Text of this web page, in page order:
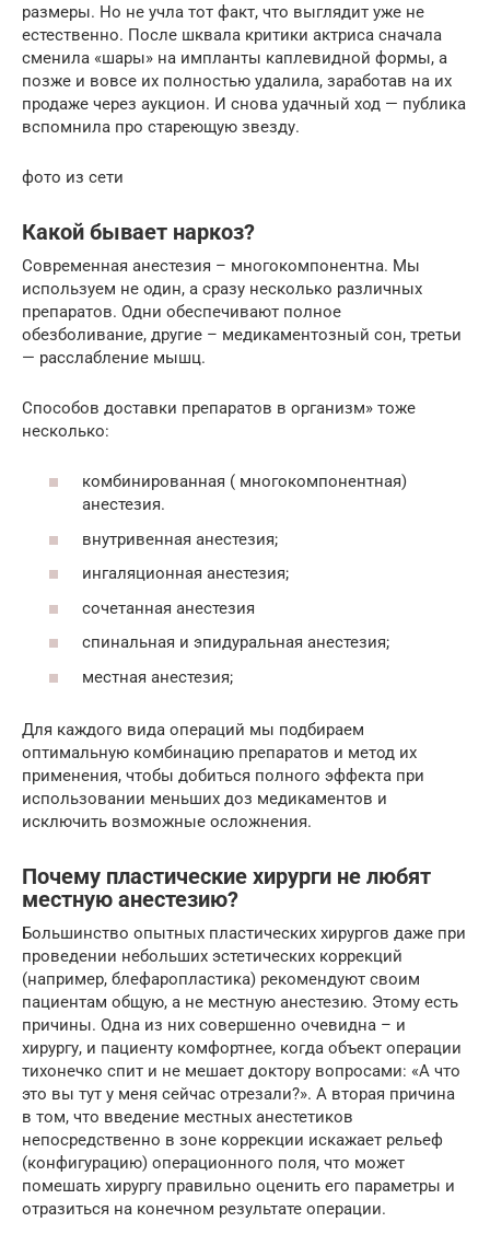
размеры. Но не учла тот факт, что выглядит уже не
естественно. После шквала критики актриса сначала
сменила «шары» на импланты каплевидной формы, а
позже и вовсе их полностью удалила, заработав на их
продаже через аукцион. И снова удачный ход — публика
вспомнила про стареющую звезду.
фото из сети
Какой бывает наркоз?
Современная анестезия – многокомпонентна. Мы
используем не один, а сразу несколько различных
препаратов. Одни обеспечивают полное
обезболивание, другие – медикаментозный сон, третьи
— расслабление мышц.
Способов доставки препаратов в организм» тоже
несколько:
комбинированная ( многокомпонентная)
анестезия.
внутривенная анестезия;
ингаляционная анестезия;
сочетанная анестезия
спинальная и эпидуральная анестезия;
местная анестезия;
Для каждого вида операций мы подбираем
оптимальную комбинацию препаратов и метод их
применения, чтобы добиться полного эффекта при
использовании меньших доз медикаментов и
исключить возможные осложнения.
Почему пластические хирурги не любят
местную анестезию?
Большинство опытных пластических хирургов даже при
проведении небольших эстетических коррекций
(например, блефаропластика) рекомендуют своим
пациентам общую, а не местную анестезию. Этому есть
причины. Одна из них совершенно очевидна – и
хирургу, и пациенту комфортнее, когда объект операции
тихонечко спит и не мешает доктору вопросами: «А что
это вы тут у меня сейчас отрезали?». А вторая причина
в том, что введение местных анестетиков
непосредственно в зоне коррекции искажает рельеф
(конфигурацию) операционного поля, что может
помешать хирургу правильно оценить его параметры и
отразиться на конечном результате операции.